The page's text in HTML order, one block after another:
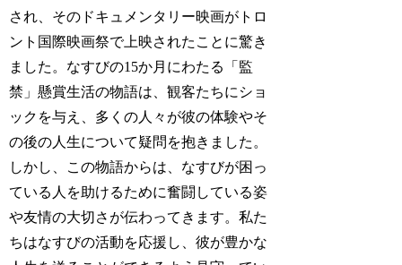
され、そのドキュメンタリー映画がトロ
ント国際映画祭で上映されたことに驚き
ました。なすびの15か月にわたる「監
禁」懸賞生活の物語は、観客たちにショ
ックを与え、多くの人々が彼の体験やそ
の後の人生について疑問を抱きました。
しかし、この物語からは、なすびが困っ
ている人を助けるために奮闘している姿
や友情の大切さが伝わってきます。私た
ちはなすびの活動を応援し、彼が豊かな